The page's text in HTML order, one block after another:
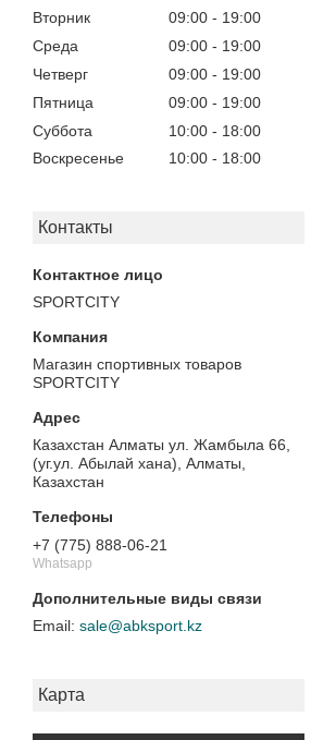
Вторник
09:00
19:00
Среда
09:00
19:00
Четверг
09:00
19:00
Пятница
09:00
19:00
Суббота
10:00
18:00
Воскресенье
10:00 18:00
Контакты
SPORTCITY
Магазин спортивных товаров
SPORTCITY
Казахстан Алматы ул. Жамбыла 66,
(уг.ул. Абылай хана), Алматы,
Казахстан
+7 (775) 888-06-21
Whatsapp
sale@abksport.kz
Карта